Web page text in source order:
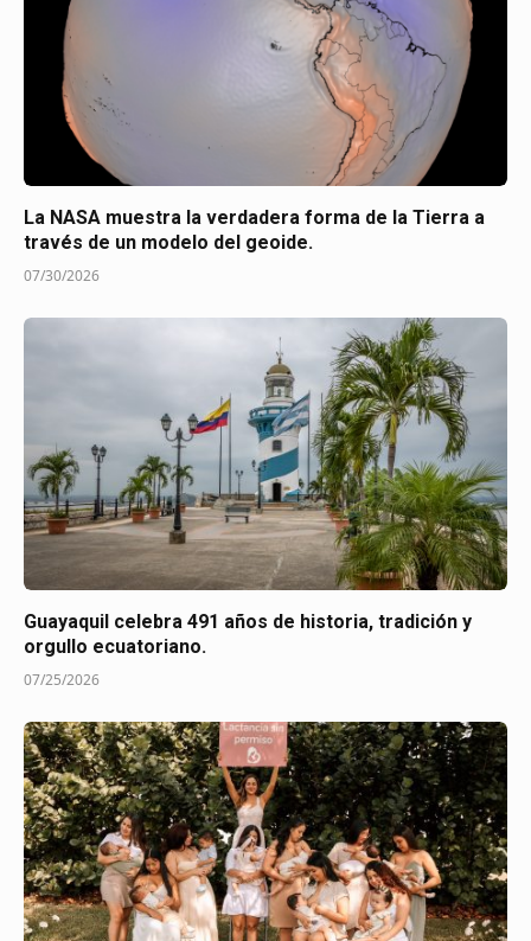
La NASA muestra la verdadera forma de la Tierra a
través de un modelo del geoide.
07/30/2026
Guayaquil celebra 491 años de historia, tradición y
orgullo ecuatoriano.
07/25/2026